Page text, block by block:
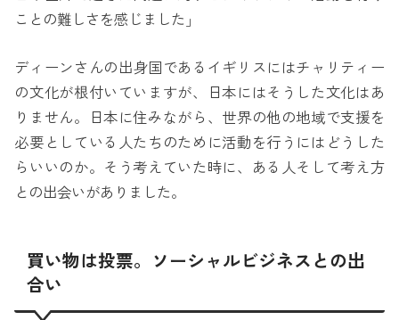
ことの難しさを感じました」
ディーンさんの出身国であるイギリスにはチャリティー
の文化が根付いていますが、日本にはそうした文化はあ
りません。日本に住みながら、世界の他の地域で支援を
必要としている人たちのために活動を行うにはどうした
らいいのか。そう考えていた時に、ある人そして考え方
との出会いがありました。
買い物は投票。ソーシャルビジネスとの出
合い